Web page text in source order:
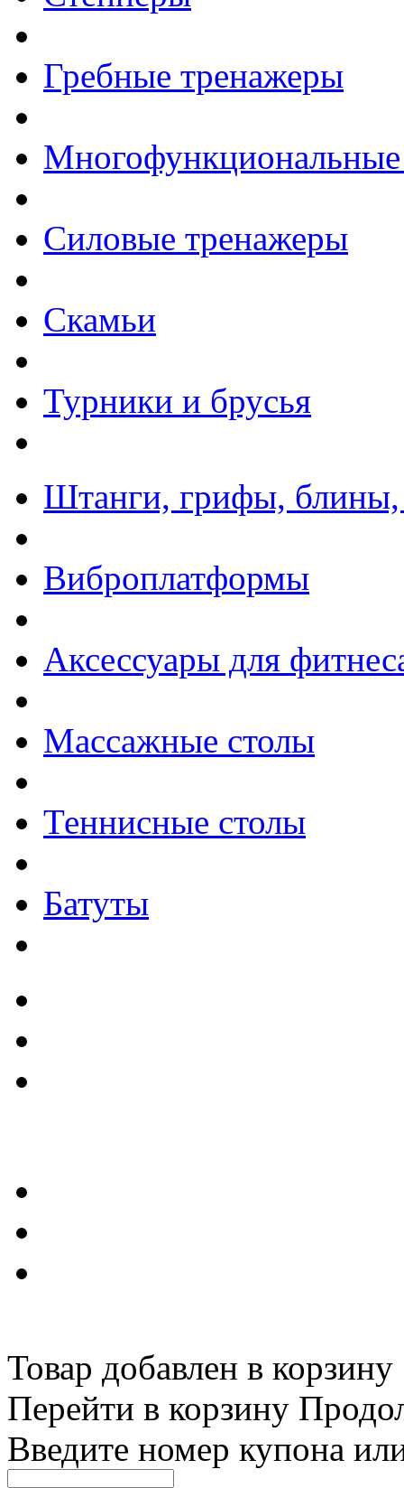
Гребные тренажеры
Силовые тренажеры
Скамьи
Турники и брусья
Штанги, грифы, блины,
Виброплатформы
Аксессуары для
Массажные столы
Теннисные столы
Батуты
Товар добавлен в корзину
Перейти в корзину
Введите номер купона